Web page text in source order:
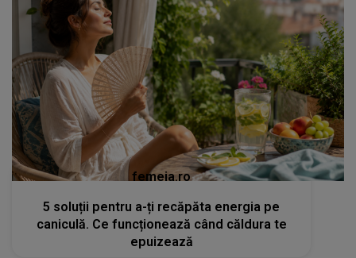
femeia.ro
5 soluții pentru a-ți recăpăta energia pe
caniculă. Ce funcționează când căldura te
epuizează